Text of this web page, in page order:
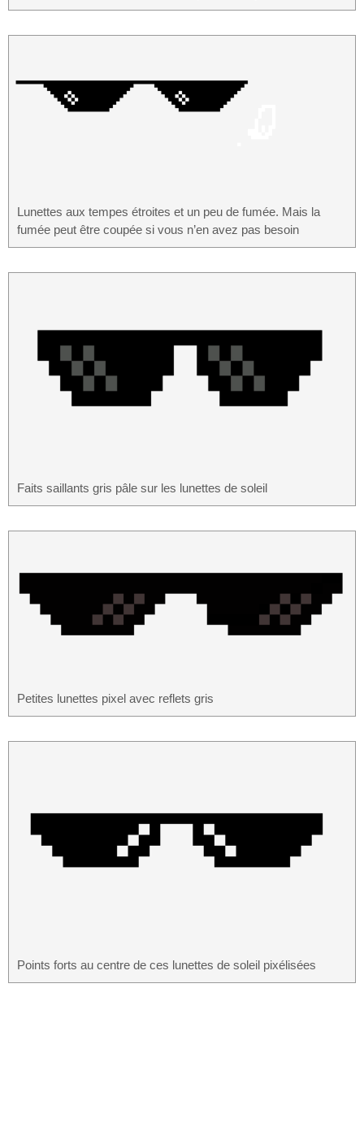
Lunettes aux tempes étroites et un peu de fumée. Mais la
fumée peut être coupée si vous n’en avez pas besoin
Faits saillants gris pâle sur les lunettes de soleil
Petites lunettes pixel avec reflets gris
Points forts au centre de ces lunettes de soleil pixélisées